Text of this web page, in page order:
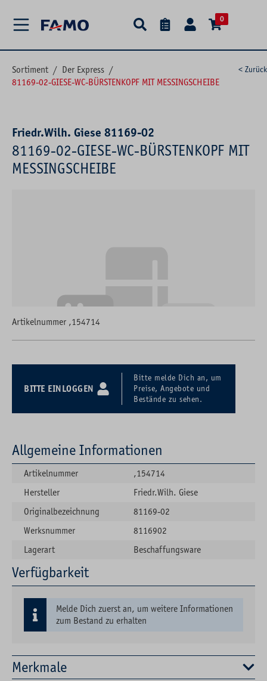
0
Sortiment / Der Express /
81169-02-GIESE-WC-BÜRSTENKOPF MIT MESSINGSCHEIBE
< Zurück
Friedr.Wilh. Giese 81169-02
81169-02-GIESE-WC-BÜRSTENKOPF MIT
MESSINGSCHEIBE
Artikelnummer ,154714
BITTE EINLOGGEN
Bitte melde Dich an, um
Preise, Angebote und
Bestände zu sehen.
Merkmale
Allgemeine Informationen
Artikelnummer
,154714
Hersteller
Friedr.Wilh. Giese
Originalbezeichnung
81169-02
Werksnummer
8116902
Lagerart
Beschaffungsware
Verfügbarkeit
Melde Dich zuerst an, um weitere Informationen
zum Bestand zu erhalten